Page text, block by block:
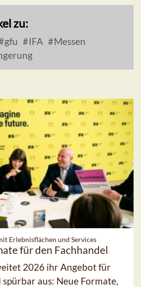
zu:
gfu IFA
Messen
Erlebnisflächen und Services
für den Fachhandel
2026 ihr Angebot für
aus: Neue Formate,